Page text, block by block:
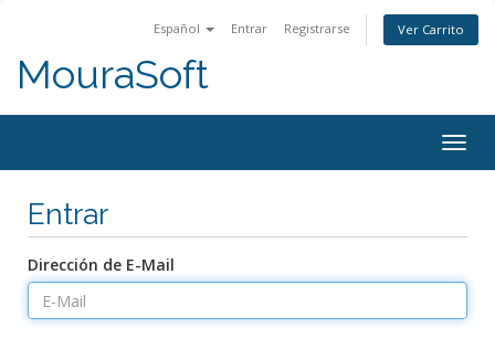
Español Entrar Registrarse Ver Carrito
MouraSoft
Entrar
Dirección de E-Mail